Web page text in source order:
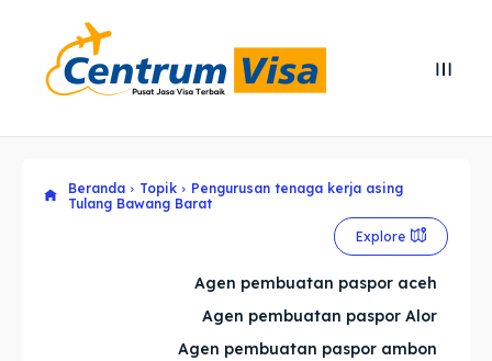
Explore our destinations
Explore our destinations
Beranda Topik
Pengurusan tenaga kerja asing
Tulang Bawang Barat
Explore
Agen pembuatan paspor aceh
Agen pembuatan paspor Alor
Agen pembuatan paspor ambon